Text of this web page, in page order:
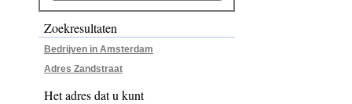
Zoekresultaten
Bedrijven in Amsterdam
Adres Zandstraat
Het adres dat u kunt